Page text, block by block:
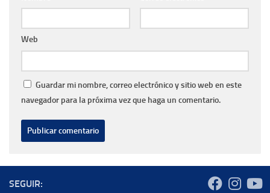
Web
Guardar mi nombre, correo electrónico y sitio web en este
navegador para la próxima vez que haga un comentario.
SEGUIR: